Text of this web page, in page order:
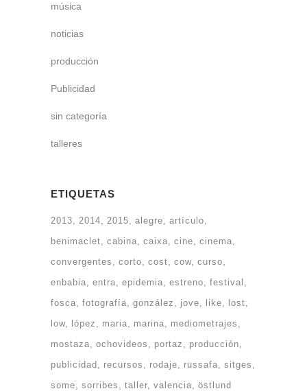
música
noticias
producción
Publicidad
sin categoría
talleres
ETIQUETAS
2013 2014 2015 alegre
artículo
benimaclet
cabina caixa cine
cinema
convergentes
corto cost cow curso
enbabia
entra epidemia estreno
festival
fosca
fotografía gonzález jove like
lost
low
lópez maria marina
mediometrajes
mostaza
ochovideos portaz
producción
publicidad
recursos rodaje russafa
sitges
some
sorribes taller valencia östlund